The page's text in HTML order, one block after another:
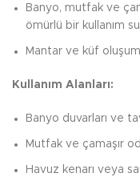
Banyo, mutfak ve
ömürlü bir kullanım
Mantar ve küf
Kullanım Alanları:
Banyo duvarları ve
Mutfak ve çamaşır
Havuz kenarı veya